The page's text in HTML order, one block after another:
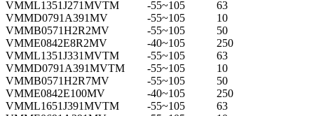
VMML1351J271MVTM
-55~105
63
VMMD0791A391MV
-55~105
10
VMMB0571H2R2MV
-55~105
50
VMME0842E8R2MV
-40~105
250
VMML1351J331MVTM
-55~105
63
VMMD0791A391MVTM
-55~105
10
VMMB0571H2R7MV
-55~105
50
VMME0842E100MV
-40~105
250
VMML1651J391MVTM
-55~105
63